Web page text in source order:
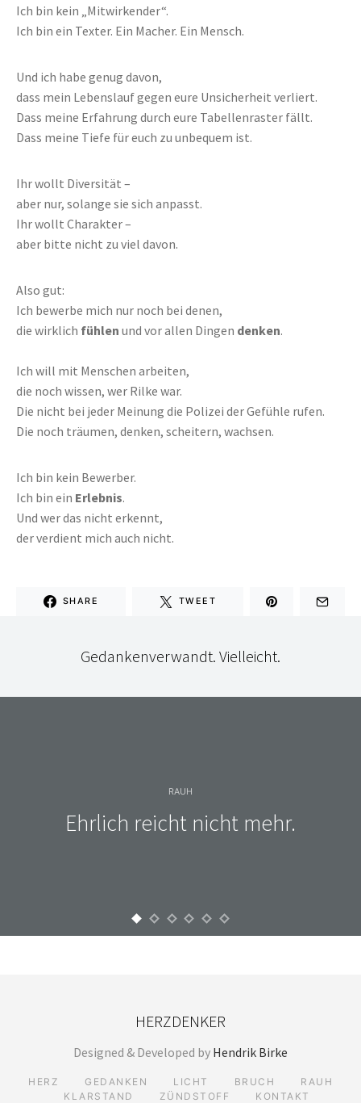
Ich bin kein „Mitwirkender“.
Ich bin ein Texter. Ein Macher. Ein Mensch.
Und ich habe genug davon,
dass mein Lebenslauf gegen eure Unsicherheit verliert.
Dass meine Erfahrung durch eure Tabellenraster fällt.
Dass meine Tiefe für euch zu unbequem ist.
Ihr wollt Diversität –
aber nur, solange sie sich anpasst.
Ihr wollt Charakter –
aber bitte nicht zu viel davon.
Also gut:
Ich bewerbe mich nur noch bei denen,
die wirklich fühlen und vor allen Dingen denken.
Ich will mit Menschen arbeiten,
die noch wissen, wer Rilke war.
Die nicht bei jeder Meinung die Polizei der Gefühle rufen.
Die noch träumen, denken, scheitern, wachsen.
Ich bin kein Bewerber.
Ich bin ein Erlebnis.
Und wer das nicht erkennt,
der verdient mich auch nicht.
SHARE TWEET
Gedankenverwandt. Vielleicht.
RAUH
Ehrlich reicht nicht mehr.
HERZDENKER
HERZ GEDANKEN LICHT BRUCH
RAUH
KLARSTAND
ZÜNDSTOFF KONTAKT
Designed & Developed by Hendrik Birke